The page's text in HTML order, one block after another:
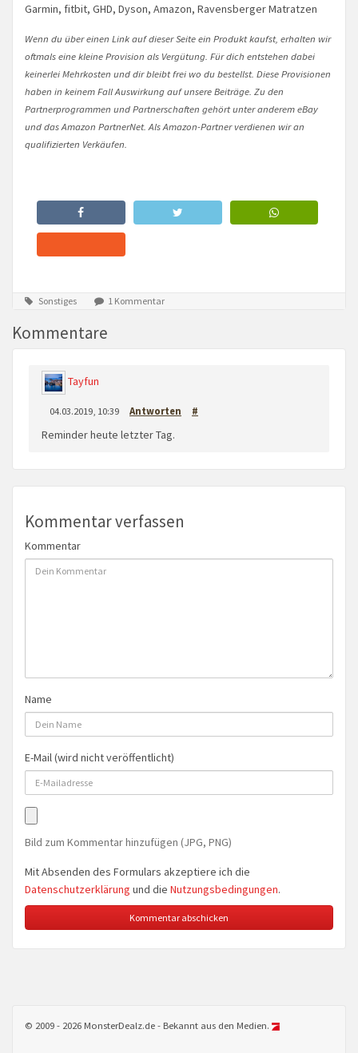
Garmin, fitbit, GHD, Dyson, Amazon, Ravensberger Matratzen
Wenn du über einen Link auf dieser Seite ein Produkt kaufst, erhalten wir
oftmals eine kleine Provision als Vergütung. Für dich entstehen dabei
keinerlei Mehrkosten und dir bleibt frei wo du bestellst. Diese Provisionen
haben in keinem Fall Auswirkung auf unsere Beiträge. Zu den
Partnerprogrammen und Partnerschaften gehört unter anderem eBay
und das Amazon PartnerNet. Als Amazon-Partner verdienen wir an
qualifizierten Verkäufen.
Sonstiges 1 Kommentar
Kommentare
Tayfun
04.03.2019, 10:39 Antworten #
Reminder heute letzter Tag.
Kommentar verfassen
Kommentar
Name
E-Mail (wird nicht veröffentlicht)
Bild zum Kommentar hinzufügen (JPG, PNG)
Mit Absenden des Formulars akzeptiere ich die
Datenschutzerklärung und die Nutzungsbedingungen.
© 2009 - 2026 MonsterDealz.de - Bekannt aus den Medien.